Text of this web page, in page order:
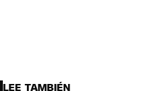
LEE TAMBIÉN